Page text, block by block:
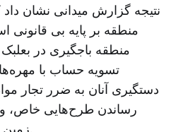
نتیجه گزارش میدانی نشان
منطقه بر پایه بی قانونی
منطقه باجگیری در
تسویه حساب با
دستگیری آنان به ضرر تجار
رساندن طرح‌هایی خاص،
زمین مقاومت حزب الله است.